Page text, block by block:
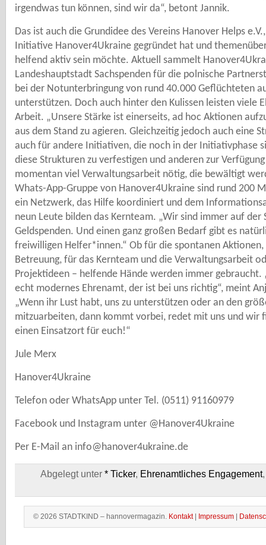
irgendwas tun können, sind wir da“, betont Jannik.
Das ist auch die Grundidee des Vereins Hanover Helps
Initiative Hanover4Ukraine gegründet hat und
helfend aktiv sein möchte. Aktuell sammelt
Landeshauptstadt Sachspenden für die polnische
bei der Notunterbringung von rund 40.000 Geflüchteten
unterstützen. Doch auch hinter den Kulissen leisten viele
Arbeit. „Unsere Stärke ist einerseits, ad hoc Aktionen
aus dem Stand zu agieren. Gleichzeitig jedoch auch eine
auch für andere Initiativen, die noch in der Initiativphase
diese Strukturen zu verfestigen und anderen zur
momentan viel Verwaltungsarbeit nötig, die bewältigt
Whats-App-Gruppe von Hanover4Ukraine sind rund 200
ein Netzwerk, das Hilfe koordiniert und dem
neun Leute bilden das Kernteam. „Wir sind immer auf der
Geldspenden. Und einen ganz großen Bedarf gibt es
freiwilligen Helfer*innen.“ Ob für die spontanen
Betreuung, für das Kernteam und die Verwaltungsarbeit
Projektideen – helfende Hände werden immer gebraucht.
echt modernes Ehrenamt, der ist bei uns richtig“, meint
„Wenn ihr Lust habt, uns zu unterstützen oder an den
mitzuarbeiten, dann kommt vorbei, redet mit uns und wir
einen Einsatzort für euch!“
Jule Merx
Hanover4Ukraine
Telefon oder WhatsApp unter Tel. (0511) 91160979
Facebook und Instagram unter @Hanover4Ukraine
Per E-Mail an info@hanover4ukraine.de
Abgelegt unter * Ticker, Ehrenamtliches Engagement
© 2026 STADTKIND – hannovermagazin. Kontakt| Impressum